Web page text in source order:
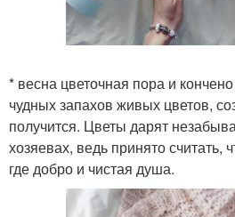
* весна цветочная пора и
чудных запахов живых цветов,
получится. Цветы дарят
хозяевах, ведь принято считать,
где добро и чистая душа.